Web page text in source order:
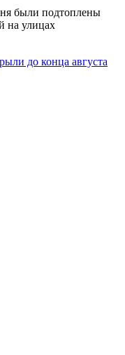
были подтоплены
на улицах
до конца августа